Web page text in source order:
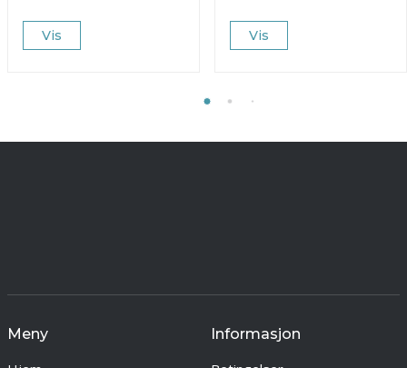
Vis Vis
Meny Informasjon